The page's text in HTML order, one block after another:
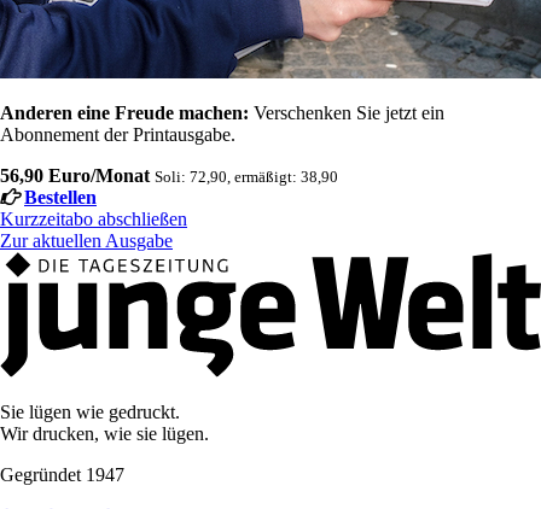
Anderen eine Freude machen: Verschenken Sie jetzt ein
Abonnement der Printausgabe.
56,90 Euro/Monat Soli: 72,90, ermäßigt: 38,90
Bestellen
Kurzzeitabo abschließen
Zur aktuellen Ausgabe
Sie lügen wie gedruckt.
Wir drucken, wie sie lügen.
Gegründet 1947